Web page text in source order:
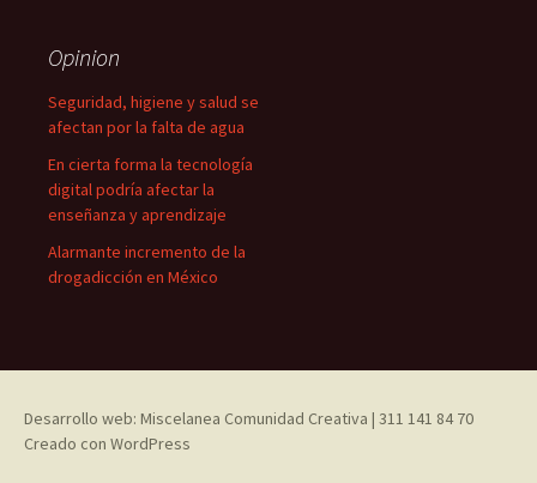
Opinion
Seguridad, higiene y salud se
afectan por la falta de agua
En cierta forma la tecnología
digital podría afectar la
enseñanza y aprendizaje
Alarmante incremento de la
drogadicción en México
Desarrollo web: Miscelanea Comunidad Creativa | 311 141 84 70
Creado con WordPress